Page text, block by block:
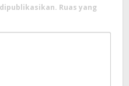
Ruas yang